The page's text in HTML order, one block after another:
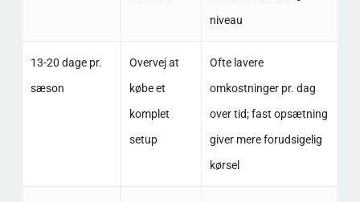
niveau
13-20 dage pr.
sæson
Overvej at
købe et
komplet
setup
Ofte lavere
omkostninger pr. dag
over tid; fast opsætning
giver mere forudsigelig
kørsel